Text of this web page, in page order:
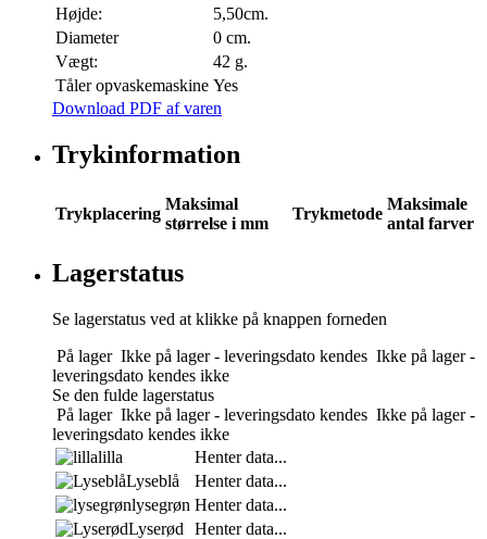
Højde:
5,50cm.
Diameter
0 cm.
Vægt:
42 g.
Tåler opvaskemaskine Yes
Download PDF af varen
Trykinformation
Trykplacering
Maksimal
størrelse i mm
Trykmetode
Maksimale
antal farver
Lagerstatus
Se lagerstatus ved at klikke på knappen forneden
På lager Ikke på lager - leveringsdato kendes Ikke på lager -
leveringsdato kendes ikke
Se den fulde lagerstatus
På lager Ikke på lager - leveringsdato kendes Ikke på lager -
leveringsdato kendes ikke
lilla
Henter data...
Lyseblå
Henter data...
lysegrøn Henter data...
Lyserød
Henter data...